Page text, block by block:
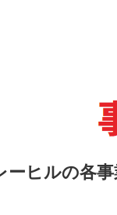
ーヒルの各